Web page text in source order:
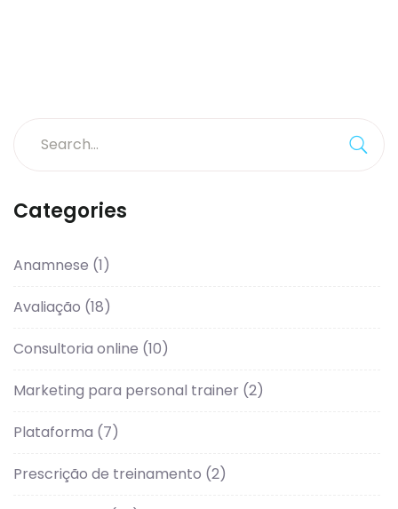
Categories
Anamnese (1)
Avaliação (18)
Consultoria online (10)
Marketing para personal trainer (2)
Plataforma (7)
Prescrição de treinamento (2)